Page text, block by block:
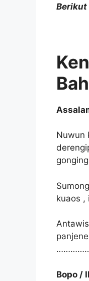
Berikut
Nuwun
kuaos ,
Bopo /